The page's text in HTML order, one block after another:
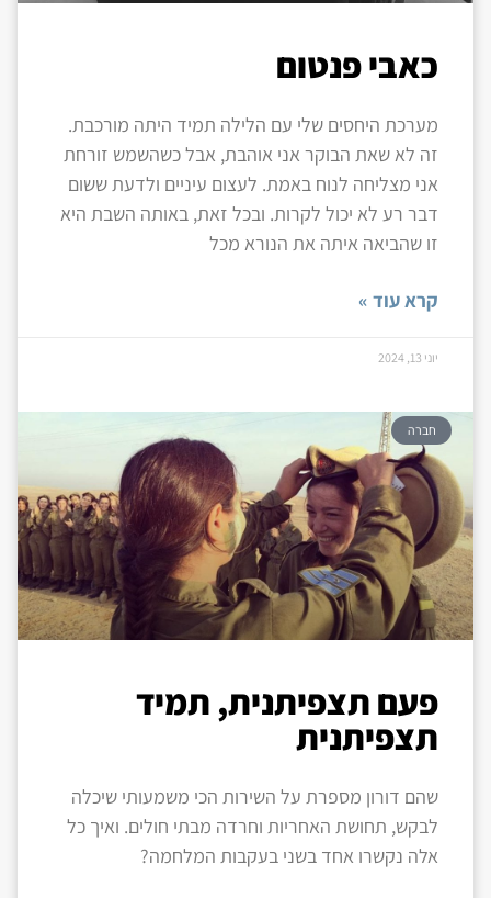
כאבי פנטום
מערכת היחסים שלי עם הלילה תמיד היתה מורכבת.
זה לא שאת הבוקר אני אוהבת, אבל כשהשמש זורחת
אני מצליחה לנוח באמת. לעצום עיניים ולדעת ששום
דבר רע לא יכול לקרות. ובכל זאת, באותה השבת היא
זו שהביאה איתה את הנורא מכל
קרא עוד »
יוני 13, 2024
חברה
פעם תצפיתנית, תמיד
תצפיתנית
שהם דורון מספרת על השירות הכי משמעותי שיכלה
לבקש, תחושת האחריות וחרדה מבתי חולים. ואיך כל
אלה נקשרו אחד בשני בעקבות המלחמה?